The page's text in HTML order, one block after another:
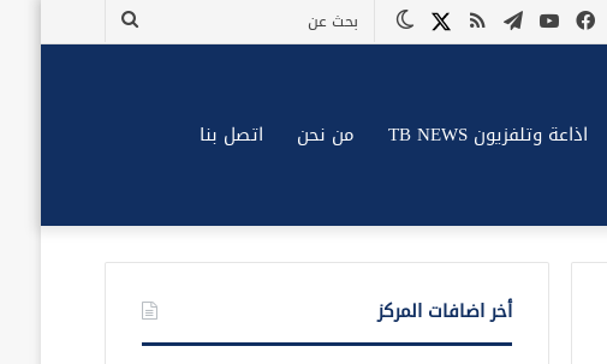
بحث
الوضع X ملخص
تيلقراميوتيوب
فيسبوك
اذاعة وتلفزيون TB NEWS من نحن اتصل بنا
أخر اضافات المركز